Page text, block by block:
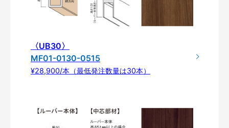
〈UB30〉
MF01-0130-0515
¥28,900/本（最低発注数量は30本）